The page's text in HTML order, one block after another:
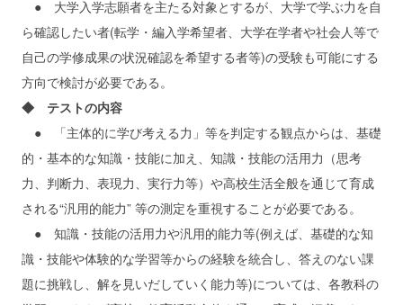
● 大学入学志願者を主たる対象とするが、大学で学ぶ力を自
ら確認したい者(転学・編入学希望者、大学在学者や社会人等で
自己の学修成果の状況確認を希望する者等)の受験も可能にする
方向で検討が必要である。
◆ テストの内容
● 「主体的に学び考える力」等を判定する観点からは、基礎
的・基本的な知識・技能に加え、知識・技能の活用力（思考
力、判断力、表現力、実行力等）や高校生活全般を通じて育成
される“汎用的能力” 等の測定を重視することが必要である。
● 知識・技能の活用力や汎用的能力等(例えば、基礎的な知
識・技能や体験的な学習等からの経験を統合し、答えのない課
題に挑戦し、解を見いだしていく能力等)については、各教科の